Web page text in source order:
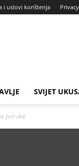
i uslovi korištenja
SVIJET
poruke